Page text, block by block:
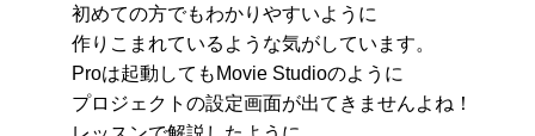
初めての方でもわかりやすいように
作りこまれているような気がしています。
Proは起動してもMovie Studioのように
プロジェクトの設定画面が出てきませんよね！